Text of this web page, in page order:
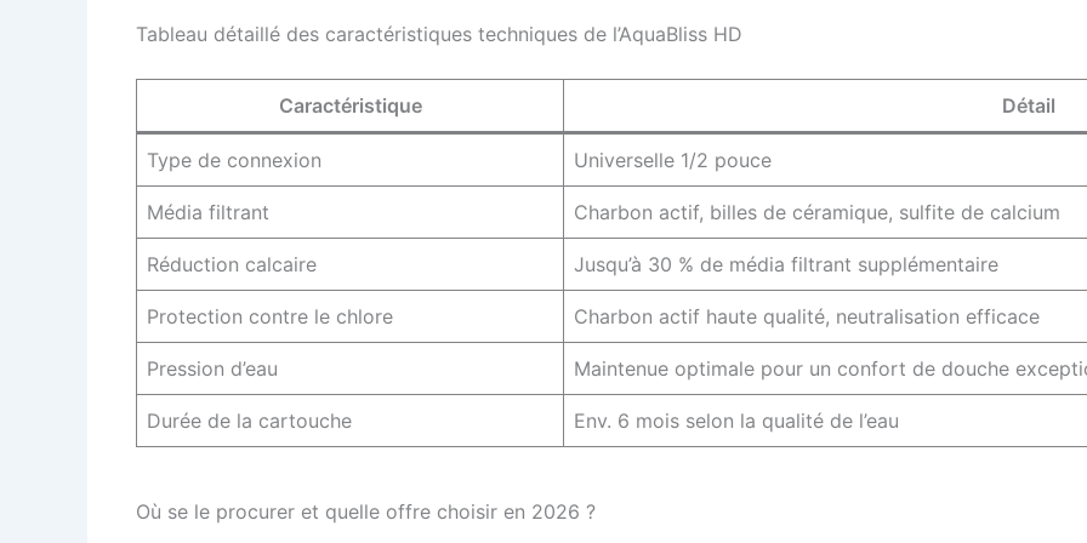
Tableau détaillé des caractéristiques techniques de l’AquaBliss HD
Caractéristique Détail
Type de connexion Universelle 1/2 pouce
Média filtrant Charbon actif, billes de céramique, sulfite de calcium
Réduction calcaire Jusqu’à 30 % de média filtrant supplémentaire
Protection contre le chlore Charbon actif haute qualité, neutralisation efficace
Pression d’eau Maintenue optimale pour un confort de douche
Durée de la cartouche Env. 6 mois selon la qualité de l’eau
Où se le procurer et quelle offre choisir en 2026 ?